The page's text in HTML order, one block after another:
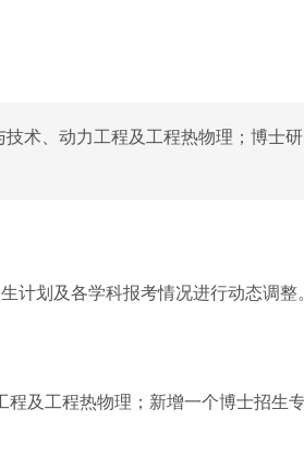
术、动力工程及工程热物理；博士研
划及各学科报考情况进行动态调整。
及工程热物理；新增一个博士招生